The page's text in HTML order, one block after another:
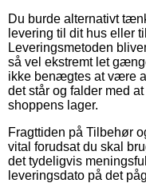
Du burde alternativt
levering til dit hus eller
Leveringsmetoden
så vel ekstremt let
ikke benægtes at være
det står og falder med
shoppens lager.
Fragttiden på Tilbehør
vital forudsat du skal
det tydeligvis
leveringsdato på det